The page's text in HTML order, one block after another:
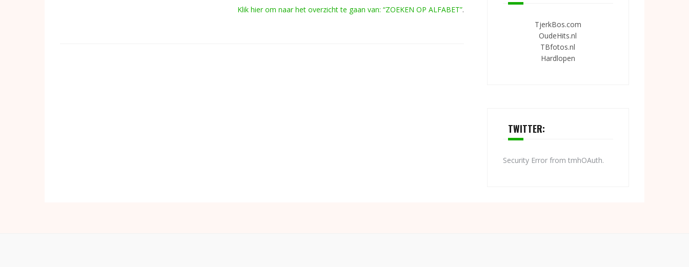
Klik hier om naar het overzicht te gaan van: “ZOEKEN OP ALFABET”.
TjerkBos.com
OudeHits.nl
TBfotos.nl
Hardlopen
TWITTER:
Security Error from tmhOAuth.